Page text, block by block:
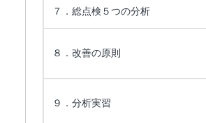
７．総点検５つの分析
８．改善の原則
９．分析実習